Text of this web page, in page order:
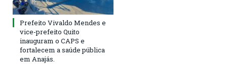
Prefeito Vivaldo Mendes e
vice-prefeito Quito
inauguram o CAPS e
fortalecem a saúde pública
em Anajás.